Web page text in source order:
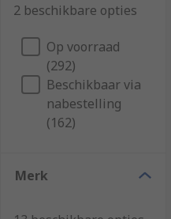
2 beschikbare opties
Op voorraad
(292)
Beschikbaar via
nabestelling
(162)
Merk